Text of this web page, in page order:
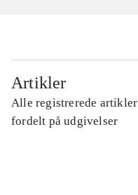
Artikler
Alle registrerede artikler
fordelt på udgivelser